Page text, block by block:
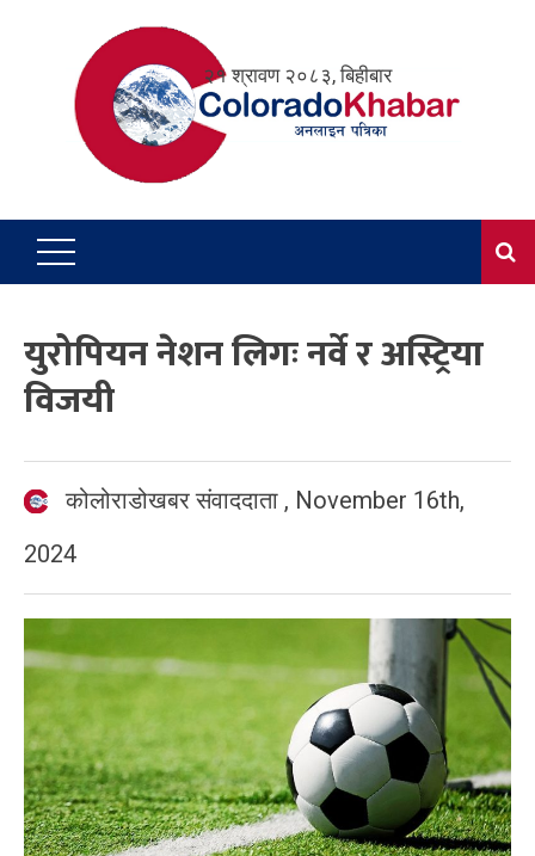
२१ श्रावण २०८३, बिहीबार
युरोपियन नेशन लिगः नर्वे र अस्ट्रिया
विजयी
कोलोराडोखबर संवाददाता , November 16th,
2024